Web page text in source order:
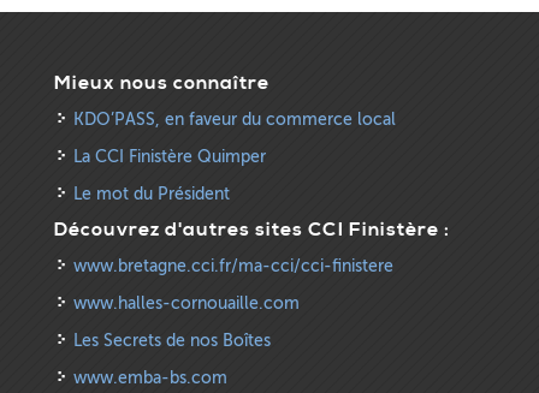
Mieux nous connaître
KDO’PASS, en faveur du commerce local
La CCI Finistère Quimper
Le mot du Président
Découvrez d'autres sites CCI Finistère :
www.bretagne.cci.fr/ma-cci/cci-finistere
www.halles-cornouaille.com
Les Secrets de nos Boîtes
www.emba-bs.com